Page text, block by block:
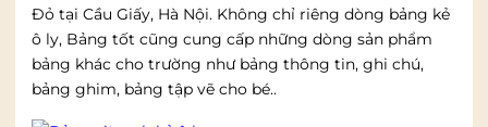
Đỏ tại Cầu Giấy, Hà Nội. Không chỉ riêng dòng bảng kẻ
ô ly, Bảng tốt cũng cung cấp những dòng sản phẩm
bảng khác cho trường như bảng thông tin, ghi chú,
bảng ghim, bảng tập vẽ cho bé..